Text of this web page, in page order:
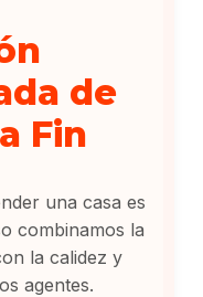
de
Fin
una casa es
combinamos la
la calidez y
agentes.